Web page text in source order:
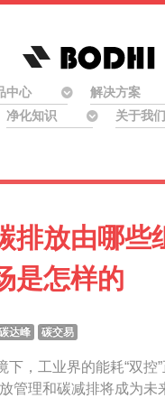
中心
解决方案
净化知识
关于我们
排放由哪些
是怎样的
达峰 碳交易
下，工业界的能耗“双控”
管理和碳减排将成为未